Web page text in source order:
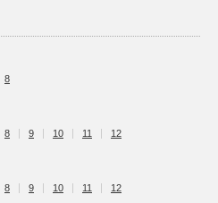
8
8 9 10 11 12
8 9 10 11 12